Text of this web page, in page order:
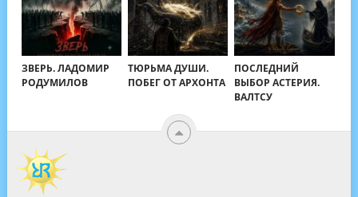
ЗВЕРЬ. ЛАДОМИР
РОДУМИЛОВ
ТЮРЬМА ДУШИ.
ПОБЕГ ОТ АРХОНТА
ПОСЛЕДНИЙ
ВЫБОР АСТЕРИЯ.
ВАЛТСУ